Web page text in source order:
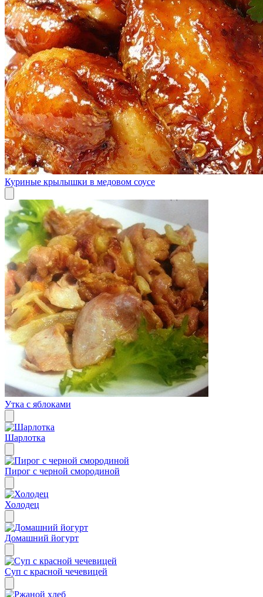
Куриные крылышки в медовом соусе
Утка с яблоками
Шарлотка
Пирог с черной смородиной
Холодец
Домашний йогурт
Суп с красной чечевицей